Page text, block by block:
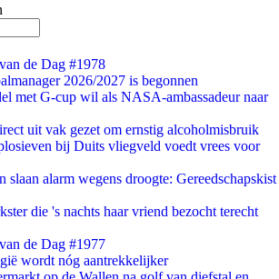
de Dag #1978
2026/2027 is begonnen
met G-cup wil als NASA-ambassadeur naar
uit vak gezet om ernstig alcoholmisbruik
bij Duits vliegveld voedt vrees voor
slaan alarm wegens droogte: Gereedschapskist
die 's nachts haar vriend bezocht terecht
de Dag #1977
wordt nóg aantrekkelijker